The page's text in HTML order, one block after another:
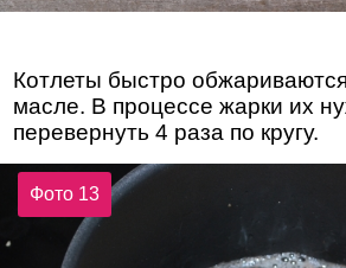
Котлеты быстро
масле. В процессе жарки их
перевернуть 4 раза по кругу.
Фото 13